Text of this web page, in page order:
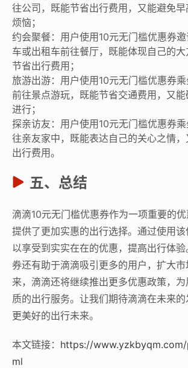
往公司，既能节省出行费用，又能避免
烦恼；
约会聚餐：用户使用10元无门槛优惠券
车或出租车前往餐厅，既能体现自己的
节省出行费用；
旅游出游：用户使用10元无门槛优惠券
前往景点游玩，既能节省交通费用，又
进行；
探亲访友：用户使用10元无门槛优惠券
往亲友家中，既能表达自己的关心之情
出行费用。
五、总结
滴滴10元无门槛优惠券作为一项重要的
提供了更加实惠的出行选择。通过使用
以享受到实实在在的优惠，提高出行体
券还有助于滴滴吸引更多的用户，扩大
来，滴滴还将继续推出更多优惠政策，
质的出行服务。让我们期待滴滴在未来
更美好的出行未来。
本文链接： https://
ml